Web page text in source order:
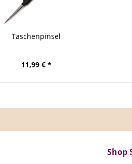
Taschenpinsel
11,99 € *
Shop